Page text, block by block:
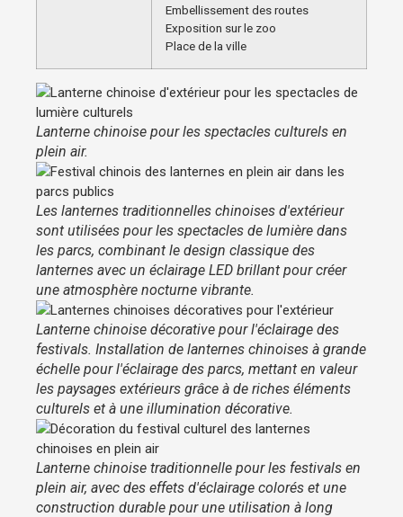
Embellissement des routes
Exposition sur le zoo
Place de la ville
Lanterne chinoise pour les spectacles culturels en
plein air.
Les lanternes traditionnelles chinoises d'extérieur
sont utilisées pour les spectacles de lumière dans
les parcs, combinant le design classique des
lanternes avec un éclairage LED brillant pour créer
une atmosphère nocturne vibrante.
Lanterne chinoise décorative pour l'éclairage des
festivals. Installation de lanternes chinoises à grande
échelle pour l'éclairage des parcs, mettant en valeur
les paysages extérieurs grâce à de riches éléments
culturels et à une illumination décorative.
Lanterne chinoise traditionnelle pour les festivals en
plein air, avec des effets d'éclairage colorés et une
construction durable pour une utilisation à long